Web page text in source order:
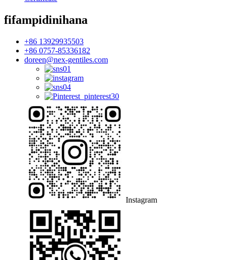
fifampidinihana
+86 13929935503
+86 0757-85336182
doreen@nex-gentiles.com
Instagram